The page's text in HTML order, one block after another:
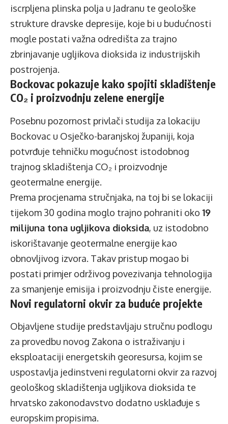
iscrpljena plinska polja u Jadranu te geološke
strukture dravske depresije, koje bi u budućnosti
mogle postati važna odredišta za trajno
zbrinjavanje ugljikova dioksida iz industrijskih
postrojenja.
Bockovac pokazuje kako spojiti skladištenje
CO₂ i proizvodnju zelene energije
Posebnu pozornost privlači studija za lokaciju
Bockovac u Osječko-baranjskoj županiji, koja
potvrđuje tehničku mogućnost istodobnog
trajnog skladištenja CO₂ i proizvodnje
geotermalne energije.
Prema procjenama stručnjaka, na toj bi se lokaciji
tijekom 30 godina moglo trajno pohraniti oko 19
milijuna tona ugljikova dioksida, uz istodobno
iskorištavanje geotermalne energije kao
obnovljivog izvora. Takav pristup mogao bi
postati primjer održivog povezivanja tehnologija
za smanjenje emisija i proizvodnju čiste energije.
Novi regulatorni okvir za buduće projekte
Objavljene studije predstavljaju stručnu podlogu
za provedbu novog Zakona o istraživanju i
eksploataciji energetskih georesursa, kojim se
uspostavlja jedinstveni regulatorni okvir za razvoj
geološkog skladištenja ugljikova dioksida te
hrvatsko zakonodavstvo dodatno usklađuje s
europskim propisima.